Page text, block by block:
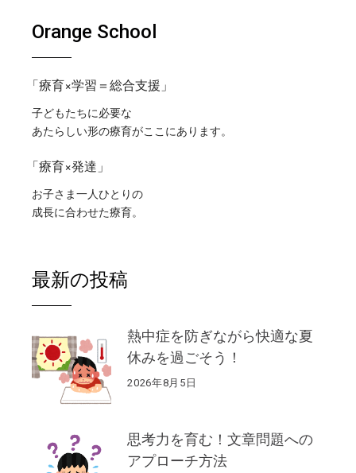
Orange School
「療育×学習＝総合支援」
子どもたちに必要な
あたらしい形の療育がここにあります。
「療育×発達」
お子さま一人ひとりの
成長に合わせた療育。
最新の投稿
熱中症を防ぎながら快適な夏
休みを過ごそう！
2026年8月5日
思考力を育む！文章問題への
アプローチ方法